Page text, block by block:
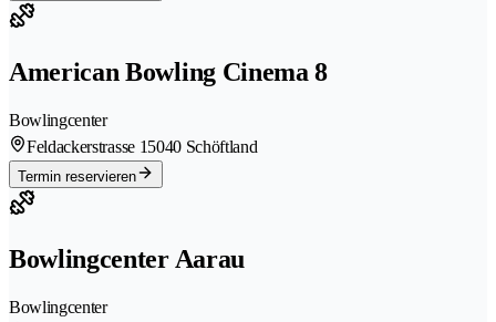
American Bowling Cinema 8
Bowlingcenter
Feldackerstrasse 15040 Schöftland
Termin reservieren
Bowlingcenter Aarau
Bowlingcenter